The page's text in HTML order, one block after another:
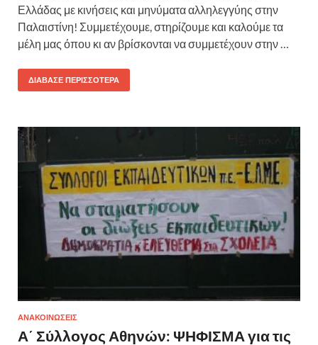
Ελλάδας με κινήσεις και μηνύματα αλληλεγγύης στην
Παλαιστίνη! Συμμετέχουμε, στηρίζουμε και καλούμε τα
μέλη μας όπου κι αν βρίσκονται να συμμετέχουν στην …
ΔΙΆΒΑΣΕ ΠΕΡΙΣΣΌΤΕΡΑ
ΑΝΑΚΟΙΝΩΣΕΙΣ
Α΄ Σύλλογος Αθηνών: ΨΗΦΙΣΜΑ για τις